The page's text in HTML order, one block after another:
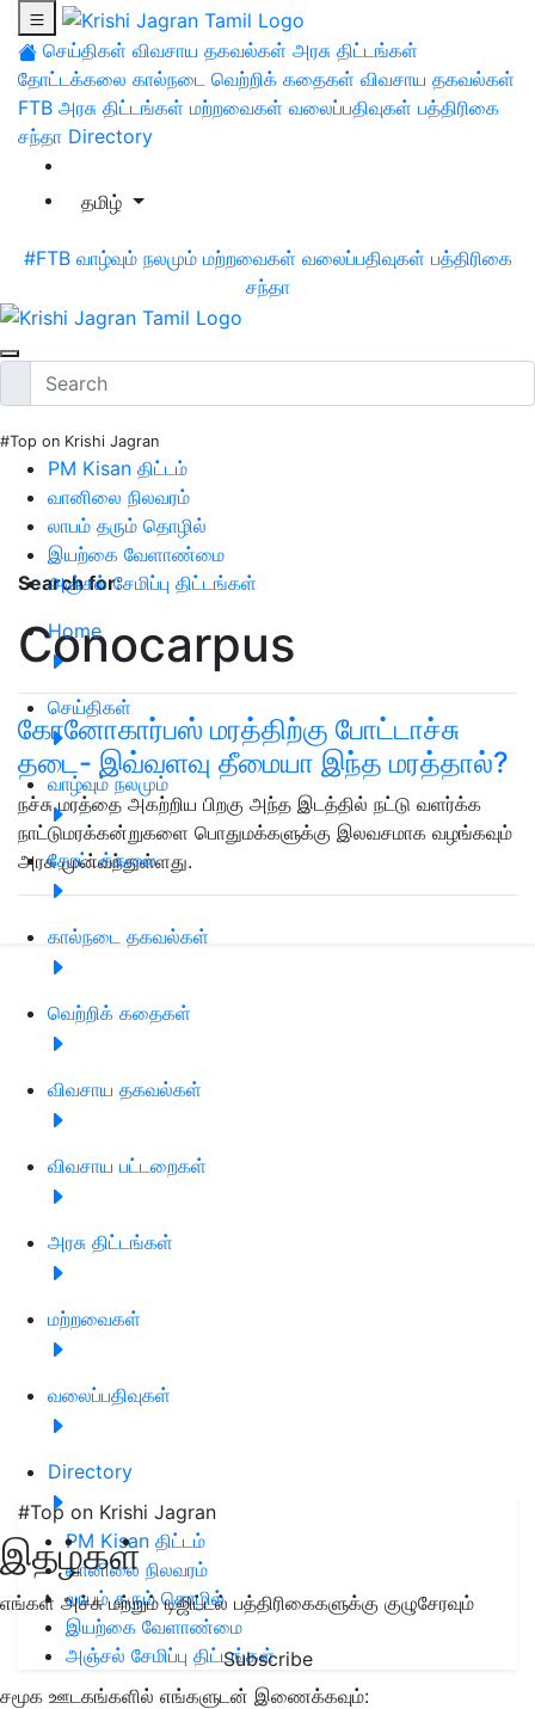
செய்திகள் விவசாய தகவல்கள் அரசு திட்டங்கள்
தோட்டக்கலை கால்நடை வெற்றிக் கதைகள் விவசாய தகவல்கள்
FTB அரசு திட்டங்கள் மற்றவைகள் வலைப்பதிவுகள் பத்திரிகை
சந்தா Directory
தமிழ்
#FTB வாழ்வும் நலமும் மற்றவைகள் வலைப்பதிவுகள் பத்திரிகை
சந்தா
#Top on Krishi Jagran
PM Kisan திட்டம்
வானிலை நிலவரம்
லாபம் தரும் தொழில்
இயற்கை வேளாண்மை
அஞ்சல் சேமிப்பு திட்டங்கள்
Home
செய்திகள்
வாழ்வும் நலமும்
தோட்டக்கலை
கால்நடை தகவல்கள்
வெற்றிக் கதைகள்
விவசாய தகவல்கள்
விவசாய பட்டறைகள்
அரசு திட்டங்கள்
மற்றவைகள்
வலைப்பதிவுகள்
Directory
இதழ்கள்
எங்கள் அச்சு மற்றும் டிஜிட்டல் பத்திரிகைகளுக்கு குழுசேரவும்
Subscribe
சமூக ஊடகங்களில் எங்களுடன் இணைக்கவும்:
Search for:
Conocarpus
கோனோகார்பஸ் மரத்திற்கு போட்டாச்சு
தடை- இவ்வளவு தீமையா இந்த மரத்தால்?
நச்சு மரத்தை அகற்றிய பிறகு அந்த இடத்தில் நட்டு வளர்க்க
நாட்டுமரக்கன்றுகளை பொதுமக்களுக்கு இலவசமாக வழங்கவும்
அரசு முன்வந்துள்ளது.
#Top on Krishi Jagran
PM Kisan திட்டம்
வானிலை நிலவரம்
லாபம் தரும் தொழில்
இயற்கை வேளாண்மை
அஞ்சல் சேமிப்பு திட்டங்கள்